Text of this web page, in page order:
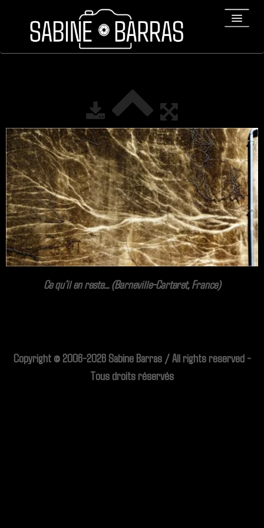
REPORTAGES▼
Bio▼
Expositions
Contact / Tirages
Liens
Ce qu'il en reste... (Barneville-Carteret, France)
Copyright © 2006-2026 Sabine Barras / All rights reserved -
Tous droits réservés